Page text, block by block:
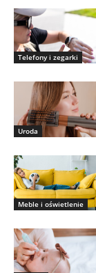
Telefony i zegarki
Uroda
Meble i oświetlenie